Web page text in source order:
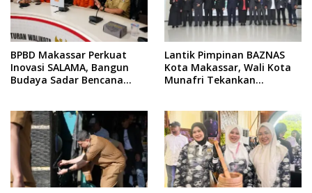
BPBD Makassar Perkuat
Inovasi SALAMA, Bangun
Budaya Sadar Bencana
Lantik Pimpinan BAZNAS
Kota Makassar, Wali Kota
Munafri Tekankan
Data